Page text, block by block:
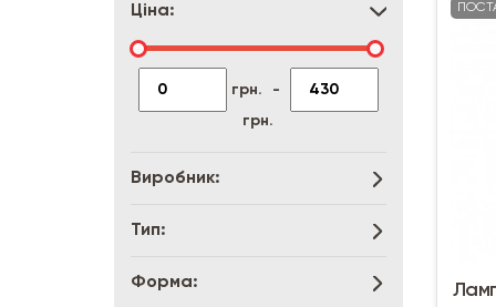
Ціна:
грн. -
грн.
Виробник:
Тип:
Форма: